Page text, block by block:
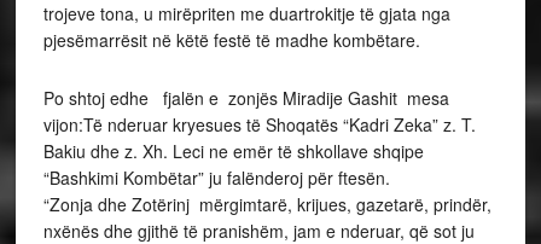
trojeve tona, u mirëpriten me duartrokitje të gjata nga
pjesëmarrësit në këtë festë të madhe kombëtare.
Po shtoj edhe fjalën e zonjës Miradije Gashit mesa
vijon:Të nderuar kryesues të Shoqatës “Kadri Zeka” z. T.
Bakiu dhe z. Xh. Leci ne emër të shkollave shqipe
“Bashkimi Kombëtar” ju falënderoj për ftesën.
“Zonja dhe Zotërinj mërgimtarë, krijues, gazetarë, prindër,
nxënës dhe gjithë të pranishëm, jam e nderuar, që sot ju